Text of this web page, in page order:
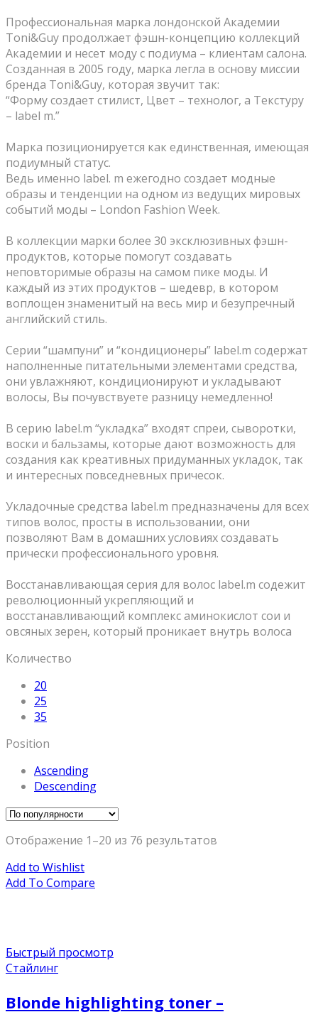
Профессиональная марка лондонской Академии
Toni&Guy продолжает фэшн-концепцию коллекций
Академии и несет моду с подиума – клиентам салона.
Созданная в 2005 году, марка легла в основу миссии
бренда Toni&Guy, которая звучит так:
“Форму создает стилист, Цвет – технолог, а Текстуру
– label m.”
Марка позиционируется как единственная, имеющая
подиумный статус.
Ведь именно label. m ежегодно создает модные
образы и тенденции на одном из ведущих мировых
событий моды – London Fashion Week.
В коллекции марки более 30 эксклюзивных фэшн-
продуктов, которые помогут создавать
неповторимые образы на самом пике моды. И
каждый из этих продуктов – шедевр, в котором
воплощен знаменитый на весь мир и безупречный
английский стиль.
Серии “шампуни” и “кондиционеры” label.m содержат
наполненные питательными элементами средства,
они увлажняют, кондиционируют и укладывают
волосы, Вы почувствуете разницу немедленно!
В серию label.m “укладка” входят спреи, сыворотки,
воски и бальзамы, которые дают возможность для
создания как креативных придуманных укладок, так
и интересных повседневных причесок.
Укладочные средства label.m предназначены для всех
типов волос, просты в использовании, они
позволяют Вам в домашних условиях создавать
прически профессионального уровня.
Восстанавливающая серия для волос label.m содежит
революционный укрепляющий и
восстанавливающий комплекс аминокислот сои и
овсяных зерен, который проникает внутрь волоса
Количество
20
25
35
Position
Ascending
Descending
Отображение 1–20 из 76 результатов
Add to Wishlist
Add To Compare
Быстрый просмотр
Стайлинг
Blonde highlighting toner –